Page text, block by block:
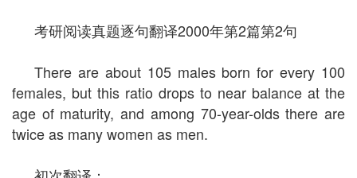
考研阅读真题逐句翻译2000年第2篇第2句
There are about 105 males born for every 100
females, but this ratio drops to near balance at the
age of maturity, and among 70-year-olds there are
twice as many women as men.